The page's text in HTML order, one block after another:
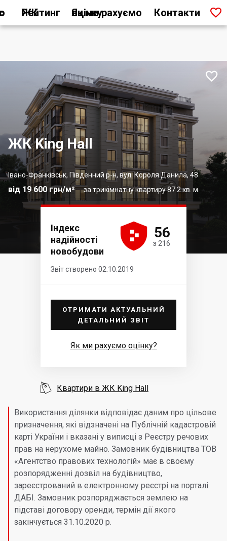
Рейтинг ЖК Як ми рахуємо оцінку Контакти 
ЖК King Hall
Івано-Франківськ, Південний р-н, вул. Короля Данила, 48
за трикімнатну квартиру 87.2 кв. м.
від 19 600 грн/м²

Використання ділянки відповідає даним про цільове
призначення, які відзначені на Публічній кадастровій
карті України і вказані у виписці з Реєстру речових
прав на нерухоме майно. Замовник будівництва ТОВ
«Агентство правових технологій» має в своєму
розпорядженні дозвіл на будівництво,
зареєстрований в електронному реєстрі на порталі
ДАБІ. Замовник розпоряджається землею на
підставі договору оренди, термін дії якого
закінчується 31.10.2020 р.
Індекс
надійності
новобудови




 56
з 216
Звіт створено 02.10.2019
ОТРИМАТИ АКТУАЛЬНИЙ
ДЕТАЛЬНИЙ ЗВІТ
Як ми рахуємо оцінку?
 Квартири в ЖК King Hall